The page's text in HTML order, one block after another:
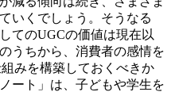
いくでしょう。そうなる
てのUGCの価値は現在以
うちから、消費者の感情を
みを構築しておくべきか
ート」は、子どもや学生を